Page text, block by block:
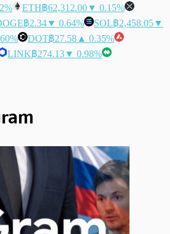
ETH฿62,312.00▼ 0.15%
฿2.34▼ 0.64% SOL฿2,458.05▼
DOT฿27.58 ▲ 0.35%
LINK฿274.13▼ 0.98%